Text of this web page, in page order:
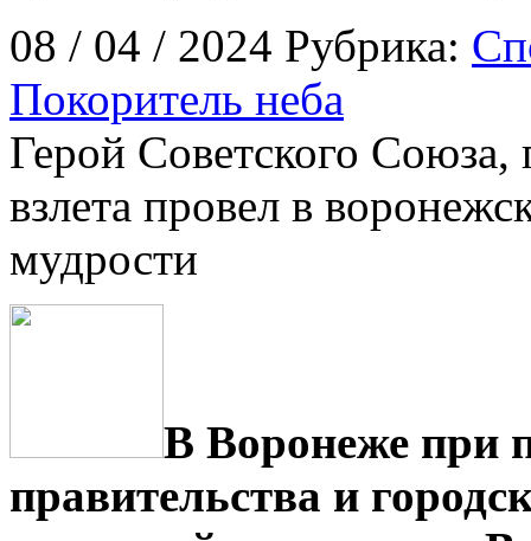
08 / 04 / 2024 Рубрика:
Покоритель неба
Герой Советского
взлета провел в
мудрости
В Воронеже при
правительства и